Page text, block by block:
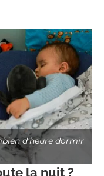
d’heure dormir
la nuit ?